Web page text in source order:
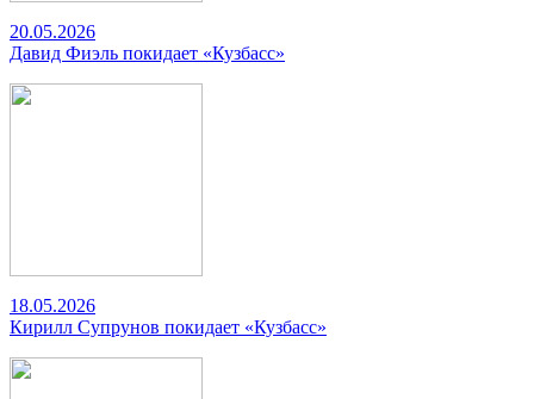
20.05.2026
Давид Фиэль покидает «Кузбасс»
18.05.2026
Кирилл Супрунов покидает «Кузбасс»